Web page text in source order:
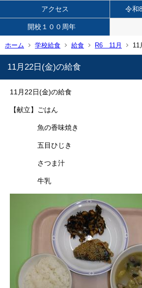
アクセス 令和
開校１００周年
ホーム 学校給食 給食 R6 11月 11
11月22日(金)の給食
11月22日(金)の給食
【献立】ごはん
魚の香味焼き
五目ひじき
さつま汁
牛乳